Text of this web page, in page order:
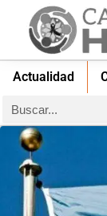
Actualidad